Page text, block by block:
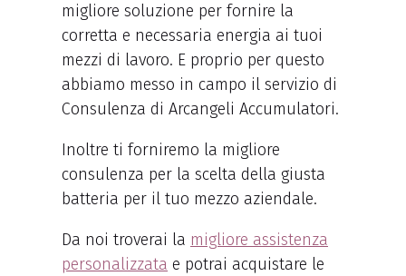
migliore soluzione per fornire la
corretta e necessaria energia ai tuoi
mezzi di lavoro. E proprio per questo
abbiamo messo in campo il servizio di
Consulenza di Arcangeli Accumulatori.
Inoltre ti forniremo la migliore
consulenza per la scelta della giusta
batteria per il tuo mezzo aziendale.
Da noi troverai la migliore assistenza
personalizzata e potrai acquistare le